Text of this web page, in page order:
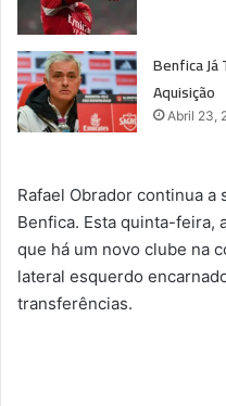
Benfica
Aquisição
Abril 23,
Rafael Obrador continua a
Benfica. Esta quinta-feira,
que há um novo clube na
lateral esquerdo
transferências.